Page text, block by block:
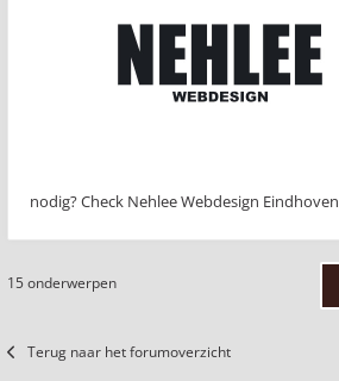
nodig? Check Nehlee Webdesign Eindhoven
15 onderwerpen
Terug naar het forumoverzicht